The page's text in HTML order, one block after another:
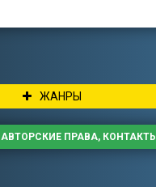
ЖАНРЫ
ПРАВА, КОНТАКТЫ